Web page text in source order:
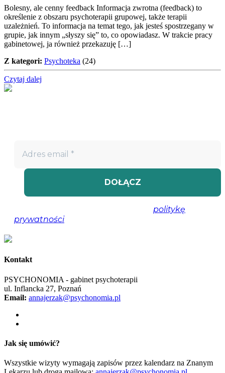
Bolesny, ale cenny feedback Informacja zwrotna (feedback) to
określenie z obszaru psychoterapii grupowej, także terapii
uzależnień. To informacja na temat tego, jak jesteś spostrzegany w
grupie, jak innym „słyszy się” to, co opowiadasz. W trakcie pracy
gabinetowej, ja również przekazuję […]
Z kategori: Psychoteka (24)
Czytaj dalej
politykę
prywatności, aby uzyskać więcej informacji.
Kontakt
PSYCHONOMIA - gabinet psychoterapii
ul. Inflancka 27, Poznań
Email: annajerzak@psychonomia.pl
Jak się umówić?
Wszystkie wizyty wymagają zapisów przez kalendarz na Znanym